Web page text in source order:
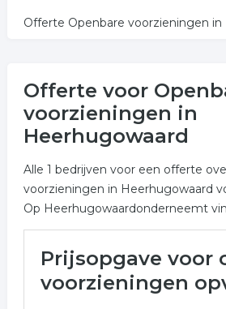
Offerte Openbare voorzieningen
Offerte voor
voorzieningen in
Heerhugowaard
Alle 1 bedrijven voor een offerte
voorzieningen in Heerhugowaard
Op Heerhugowaardonderneemt
voorzieningen in
Heerhugowaard
Prijsopgave voor
voorzieningen